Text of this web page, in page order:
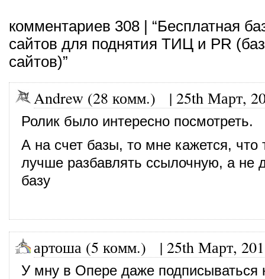
комментариев 308 | “Бесплатная
сайтов для поднятия ТИЦ и PR
сайтов)”
Andrew (28 комм.) | 25th Март,
Ролик было интересно посмотреть.
А на счет базы, то мне кажется,
лучше разбавлять ссылочную, а не
базу
артоша (5 комм.) | 25th Март,
У мну в Опере даже подписываться